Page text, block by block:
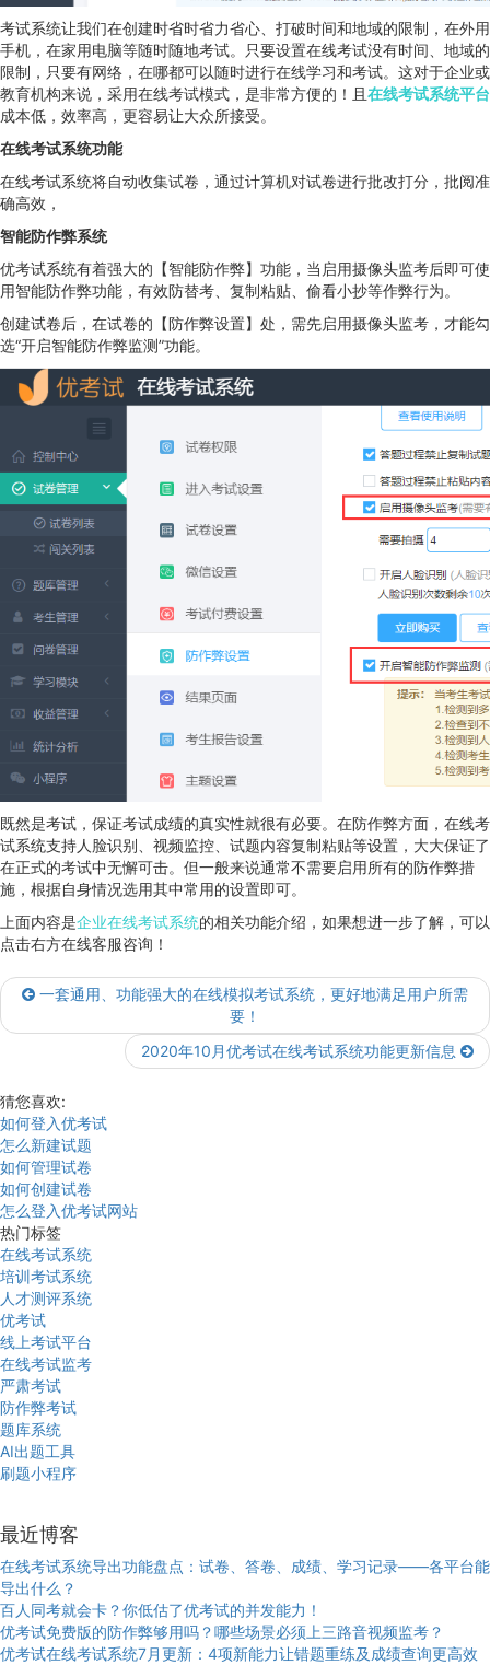
考试系统让我们在创建时省时省力省心、打破时间和地域的限制，在外用
手机，在家用电脑等随时随地考试。只要设置在线考试没有时间、地域的
限制，只要有网络，在哪都可以随时进行在线学习和考试。这对于企业或
教育机构来说，采用在线考试模式，是非常方便的！且 在线考试系统平台
成本低，效率高，更容易让大众所接受。
在线考试系统功能
在线考试系统将自动收集试卷，通过计算机对试卷进行批改打分，批阅准
确高效，
智能防作弊系统
优考试系统有着强大的【智能防作弊】功能，当启用摄像头监考后即可使
用智能防作弊功能，有效防替考、复制粘贴、偷看小抄等作弊行为。
创建试卷后，在试卷的【防作弊设置】处，需先启用摄像头监考，才能勾
选“开启智能防作弊监测”功能。
既然是考试，保证考试成绩的真实性就很有必要。在防作弊方面，在线考
试系统支持人脸识别、视频监控、试题内容复制粘贴等设置，大大保证了
在正式的考试中无懈可击。但一般来说通常不需要启用所有的防作弊措
施，根据自身情况选用其中常用的设置即可。
上面内容是企业在线考试系统的相关功能介绍，如果想进一步了解，可以
点击右方在线客服咨询！
一套通用、功能强大的在线模拟考试系统，更好地满足用户所需
要！
2020年10月优考试在线考试系统功能更新信息
猜您喜欢:
如何登入优考试
怎么新建试题
如何管理试卷
如何创建试卷
怎么登入优考试网站
热门标签
在线考试系统
培训考试系统
人才测评系统
优考试
线上考试平台
在线考试监考
严肃考试
防作弊考试
题库系统
AI出题工具
刷题小程序
最近博客
在线考试系统导出功能盘点：试卷、答卷、成绩、学习记录——各平台能
导出什么？
百人同考就会卡？你低估了优考试的并发能力！
优考试免费版的防作弊够用吗？哪些场景必须上三路音视频监考？
优考试在线考试系统7月更新：4项新能力让错题重练及成绩查询更高效